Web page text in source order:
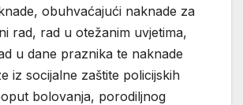
obuhvaćajući naknade za
rad, rad u otežanim uvjetima,
u dane praznika te naknade
iz socijalne zaštite policijskih
bolovanja, porodiljnog